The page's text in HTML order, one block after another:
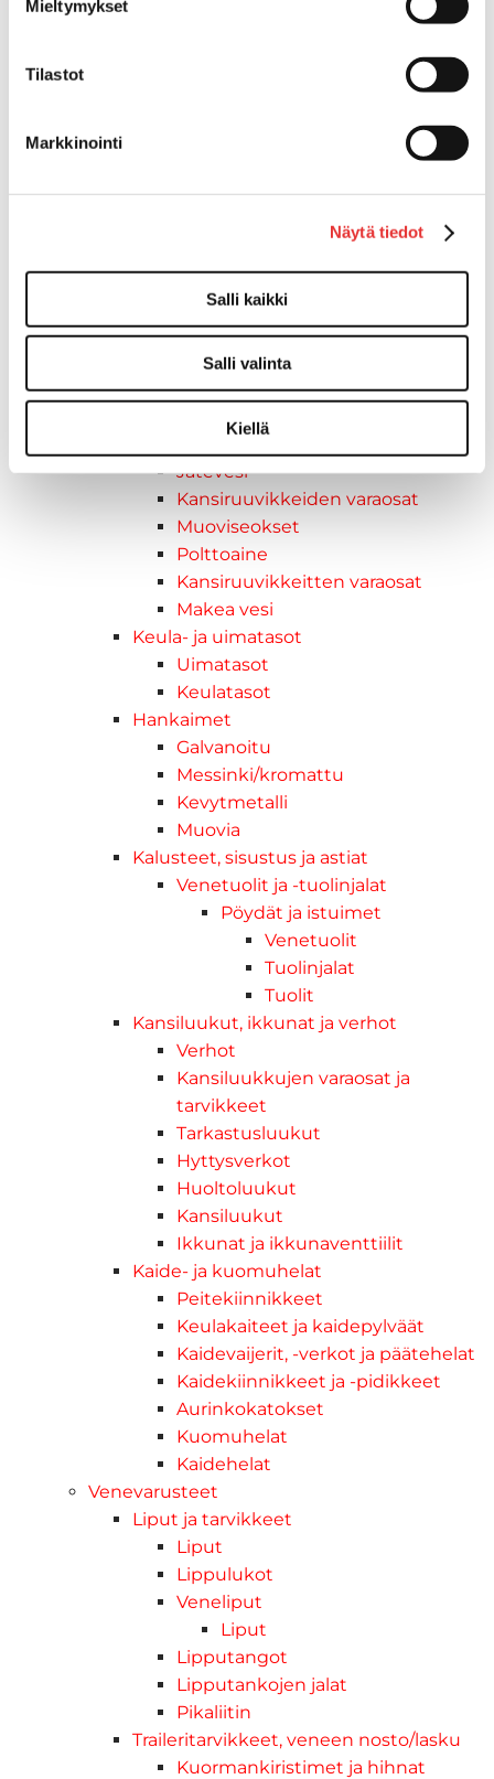
Mieltymykset
Tilastot
Markkinointi
Näytä tiedot
Salli kaikki
Salli valinta
Kiellä
Kuljetusramppien tarvikkeet
Tuolit
Pollarit
Knaapit
Trailerikoukut
Venerenkaat ja silmukkapultit/-
ruuvit
Vetourat
Jätevesi
Kansiruuvikkeiden varaosat
Muoviseokset
Polttoaine
Kansiruuvikkeitten varaosat
Makea vesi
Keula- ja uimatasot
Uimatasot
Keulatasot
Hankaimet
Galvanoitu
Messinki/kromattu
Kevytmetalli
Muovia
Kalusteet, sisustus ja astiat
Venetuolit ja -tuolinjalat
Pöydät ja istuimet
Venetuolit
Tuolinjalat
Tuolit
Kansiluukut, ikkunat ja verhot
Verhot
Kansiluukkujen varaosat ja
tarvikkeet
Tarkastusluukut
Hyttysverkot
Huoltoluukut
Kansiluukut
Ikkunat ja ikkunaventtiilit
Kaide- ja kuomuhelat
Peitekiinnikkeet
Keulakaiteet ja kaidepylväät
Kaidevaijerit, -verkot ja päätehelat
Kaidekiinnikkeet ja -pidikkeet
Aurinkokatokset
Kuomuhelat
Kaidehelat
Venevarusteet
Liput ja tarvikkeet
Liput
Lippulukot
Veneliput
Liput
Lipputangot
Lipputankojen jalat
Pikaliitin
Traileritarvikkeet, veneen nosto/lasku
Kuormankiristimet ja hihnat